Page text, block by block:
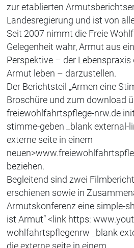
zur etablierten
Landesregierung und ist von
Seit 2007 nimmt die Freie
Gelegenheit wahr, Armut aus
Perspektive – der
Armut leben – darzustellen.
Der Berichtsteil „Armen eine
Broschüre und zum download
freiewohlfahrtspflege-nrw.de
stimme-geben _blank external-
externe seite in einem
beziehen.
Begleitend sind zwei
erschienen sowie in
Armutskonferenz eine simple-
ist Armut“ <link https:
wohlfahrtspflegenrw _blank